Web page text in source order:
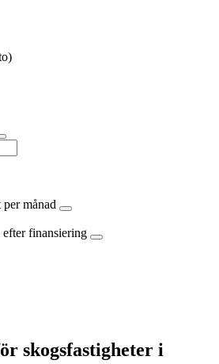
månad
finansiering
skogsfastigheter i